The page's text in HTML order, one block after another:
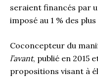
seraient financés par
imposé au 1 % des
Coconcepteur du
l’avant, publié en 2015
propositions visant à